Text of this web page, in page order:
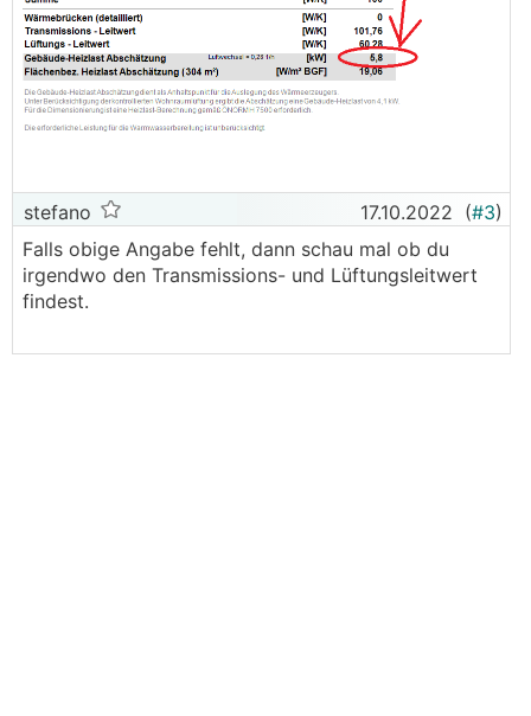
stefano 17.10.2022 (#3)
Falls obige Angabe fehlt, dann schau mal ob du
irgendwo den Transmissions- und Lüftungsleitwert
findest.